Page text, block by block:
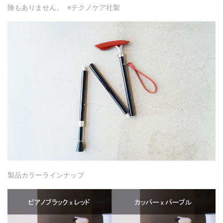
険もありません。 ※テクノケア社製
製品カラーラインナップ